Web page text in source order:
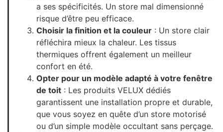
a ses spécificités. Un store mal dimensionné
risque d’être peu efficace.
Choisir la finition et la couleur : Un store clair
réfléchira mieux la chaleur. Les tissus
thermiques offrent également un meilleur
confort en été.
Opter pour un modèle adapté à votre fenêtre
de toit : Les produits VELUX dédiés
garantissent une installation propre et durable,
que vous soyez en quête d’un store motorisé
ou d’un simple modèle occultant sans perçage.